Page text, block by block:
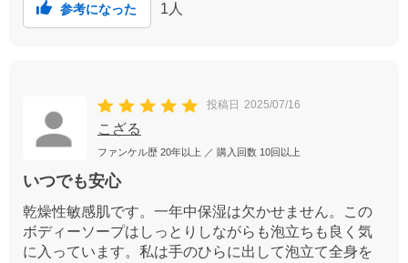
参考になった 1 人
投稿日 2025/07/16
こざる
ファンケル歴 20年以上 ／ 購入回数 10回以上
いつでも安心
乾燥性敏感肌です。一年中保湿は欠かせません。この
ボディーソープはしっとりしながらも泡立ちも良く気
に入っています。私は手のひらに出して泡立て全身を